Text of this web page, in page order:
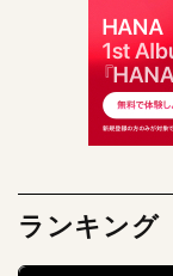
ランキング